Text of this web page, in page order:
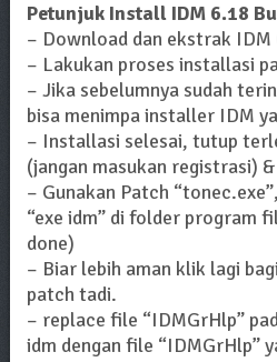
Petunjuk Install IDM 6.18
– Download dan ekstrak IDM
– Lakukan proses installasi
– Jika sebelumnya sudah
bisa menimpa installer IDM
– Installasi selesai, tutup
(jangan masukan registrasi)
– Gunakan Patch
“exe idm” di folder program
done)
– Biar lebih aman klik lagi
patch tadi.
– replace file “IDMGrHlp”
idm dengan file “IDMGrHlp”